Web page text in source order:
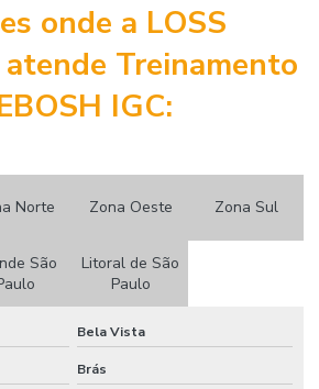
mineração
segurança
onde a LOSS
atende Treinamento
IGC:
Norte Zona Oeste Zona Sul
São
Litoral de São
Paulo
Bela Vista
Brás